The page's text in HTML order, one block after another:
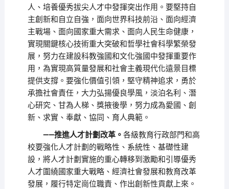
人、培養優秀拔尖人才中發揮突出作用。要堅持自
主創新和自立自強，面向世界科技前沿、面向經濟
主戰場、面向國家重大需求、面向人民生命健康，
實現關鍵核心技術重大突破和哲學社會科學繁榮發
展，努力在建設科教強國和文化強國中發揮重要作
用，為實現高質量發展和社會主義現代化遠景目標
提供支撐。要強化價值引領，堅守精神追求，勇於
承擔社會責任，大力弘揚優良學風，淡泊名利、潛
心研究、甘為人梯、獎掖後學，努力成為愛國、創
新、求實、奉獻、協同、育人典範。
——推進人才計劃改革。 各級教育行政部門和高
校要強化人才計劃的戰略性、系統性、基礎性建
設，將人才計劃實施的重心轉移到激勵和引導優秀
人才圍繞國家重大戰略、經濟社會發展和教育改革
發展，履行特定崗位職責、作出創新性貢獻上來。